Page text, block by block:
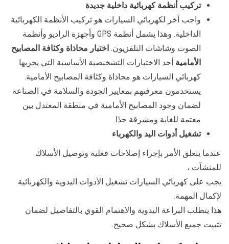
تركيب أنظمة كهربائية داخلية جديدة
واجب آخر لكهربائي السيارات هو تركيب الأنظمة الكهربائية
الداخلية. وهذا يشمل أنظمة GPS وأجهزة الراديو وأنظمة
الصوت وشاشات التلفزيون. اختبار محاذاة وكثافة المصابيح
الأمامية أحد الاختبارات التشخيصية الأساسية التي يجريها
كهربائي السيارات هو محاذاة وكثافة المصابيح الأمامية.
يستخدمون معرفتهم بمعايير الجودة والسلامة في الصناعة
لضمان وجود المصابيح الأمامية في منطقة المعتدل بين
معتمة للغاية ومشرقة جدًا.
تشغيل أدوات اليد والكهرباء
عندما يتعلق الأمر بإجراء إصلاحات فعلية وتوصيل الأسلاك
للمنشآت ،
يجب على كهربائي السيارات تشغيل الأدوات اليدوية والكهربائية
لإكمال المهمة.
هذا يتطلب البراعة اليدوية والاهتمام القوي بالتفاصيل لضمان
تثبيت جميع الأسلاك بشكل صحيح.